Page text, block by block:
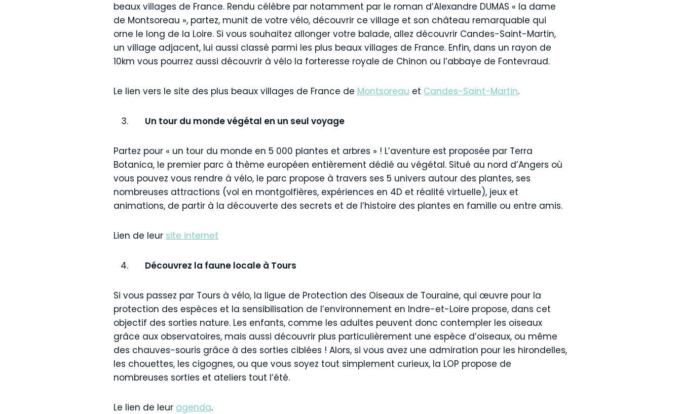
beaux villages de France. Rendu célèbre par notamment par le roman d’Alexandre DUMAS « la dame
de Montsoreau », partez, munit de votre vélo, découvrir ce village et son château remarquable qui
orne le long de la Loire. Si vous souhaitez allonger votre balade, allez découvrir Candes-Saint-Martin,
un village adjacent, lui aussi classé parmi les plus beaux villages de France. Enfin, dans un rayon de
10km vous pourrez aussi découvrir à vélo la forteresse royale de Chinon ou l’abbaye de Fontevraud.
Le lien vers le site des plus beaux villages de France de Montsoreau et Candes-Saint-Martin.
Un tour du monde végétal en un seul voyage
Partez pour « un tour du monde en 5 000 plantes et arbres » ! L’aventure est proposée par Terra
Botanica, le premier parc à thème européen entièrement dédié au végétal. Situé au nord d’Angers où
vous pouvez vous rendre à vélo, le parc propose à travers ses 5 univers autour des plantes, ses
nombreuses attractions (vol en montgolfières, expériences en 4D et réalité virtuelle), jeux et
animations, de partir à la découverte des secrets et de l’histoire des plantes en famille ou entre amis.
Lien de leur site internet
Découvrez la faune locale à Tours
Si vous passez par Tours à vélo, la ligue de Protection des Oiseaux de Touraine, qui œuvre pour la
protection des espèces et la sensibilisation de l’environnement en Indre-et-Loire propose, dans cet
objectif des sorties nature. Les enfants, comme les adultes peuvent donc contempler les oiseaux
grâce aux observatoires, mais aussi découvrir plus particulièrement une espèce d’oiseaux, ou même
des chauves-souris grâce à des sorties ciblées ! Alors, si vous avez une admiration pour les hirondelles,
les chouettes, les cigognes, ou que vous soyez tout simplement curieux, la LOP propose de
nombreuses sorties et ateliers tout l’été.
Le lien de leur agenda.